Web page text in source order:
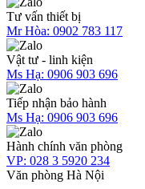
Tư vấn thiết bị
Mr Hòa: 0902 783 117
Vật tư - linh kiện
Ms Hạ: 0906 903 696
Tiếp nhận bảo hành
Ms Hạ: 0906 903 696
Hành chính văn phòng
VP: 028 3 5920 234
Văn phòng Hà Nội